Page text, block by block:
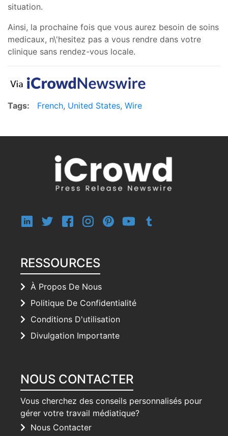
situation.
Ainsi, la prochaine fois que vous aurez besoin de soins
medicaux, n\'hesitez pas a vous rendre dans votre
clinique sans rendez-vous locale.
Tags: French, United States, Wire
RESSOURCES
À Propos De Nous
Politique De Confidentialité
Conditions D'utilisation
Divulgation Importante
NOUS CONTACTER
Vous cherchez des conseils personnalisés pour
gérer votre travail médiatique?
Nous Contacter